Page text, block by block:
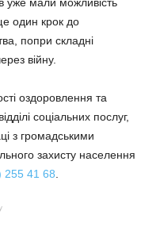
один крок до
попри складні
війну.
оздоровлення та
соціальних послуг,
з громадськими
захисту населення
255 41 68